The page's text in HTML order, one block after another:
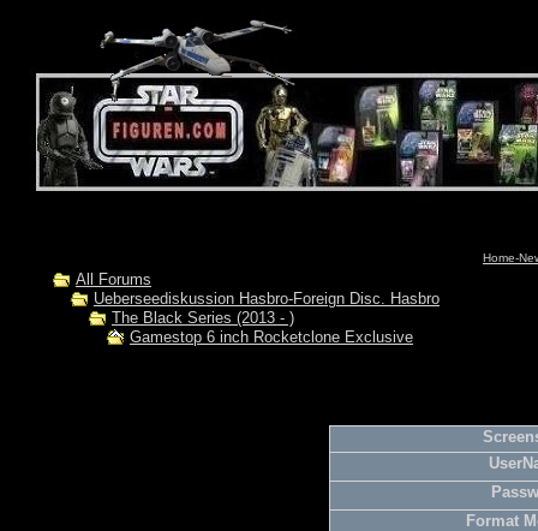
Home-
All Forums
Ueberseediskussion Hasbro-Foreign Disc. Hasbro
The Black Series (2013 - )
Gamestop 6 inch Rocketclone Exclusive
Format